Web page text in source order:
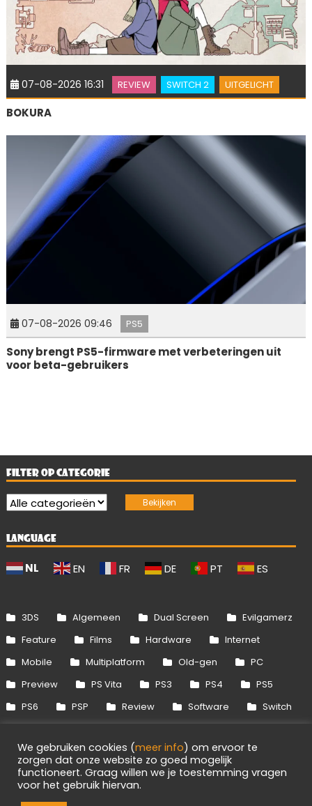
07-08-2026 16:31 REVIEW SWITCH 2 UITGELICHT
BOKURA
07-08-2026 09:46 PS5
Sony brengt PS5-firmware met verbeteringen uit
voor beta-gebruikers
FILTER OP CATEGORIE
LANGUAGE
NL EN FR DE PT ES
3DS Algemeen Dual Screen
Evilgamerz
Feature
Films Hardware
Internet
Mobile
Multiplatform Old-gen
PC
Preview
PS Vita PS3 PS4
PS5
PS6
PSP Review Software
Switch
Xbox 360
Xbox One Xbox Series
We gebruiken cookies (meer info) om ervoor te
zorgen dat onze website zo goed mogelijk
functioneert. Graag willen we je toestemming vragen
voor het gebruik hiervan.